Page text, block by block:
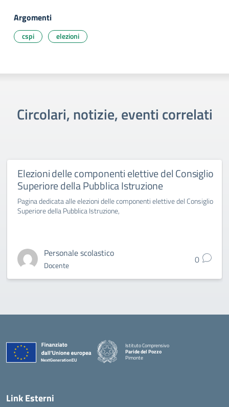
Argomenti
cspi elezioni
Circolari, notizie, eventi correlati
Elezioni delle componenti elettive del Consiglio
Superiore della Pubblica Istruzione
Pagina dedicata alle elezioni delle componenti elettive del Consiglio
Superiore della Pubblica Istruzione,
Personale scolastico
Docente 0
Istituto Comprensivo
Paride del Pozzo
Pimonte
Link Esterni